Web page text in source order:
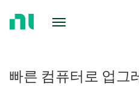
빠른 컴퓨터로 업그